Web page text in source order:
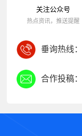
关注公众号
热点资讯，推送提醒
垂询热线：
合作投稿：